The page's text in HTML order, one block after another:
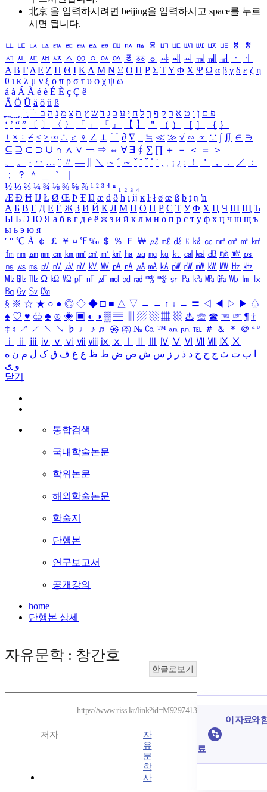
北京 을 입력하시려면 beijing을 입력하시고 space를 누르
시면 됩니다.
ㅥ ㅦ ㅧ ㅨ ㅩ ㅪ ㅫ ㅬ ㅭ ㅮ ㅯ ㅰ ㅱ ㅲ ㅳ ㅴ ㅵ ㅶ ㅷ ㅸ
ㅹ
ㅺ ㅻ ㅼ ㅽ ㅾ ㅿ ㆀ ㆁ ㆂ ㆃ ㆄ ㆅ ㆆ ㆇ ㆈ ㆉ ㆊ ㆋ ㆌ ㆍ
ㆎ
Α Β ΓΔ Ε Ζ Η Θ Ι ΚΛ Μ Ν Ξ Ο Π Ρ Σ ΤΥ Φ Χ Ψ Ω α β γ δ ε ζ η
θ ι κ λ μ ν ξ ο π ρ σ τ υ φ χ ψ ω
á à Á À é è É È ç Ç ê
Ä Ö Ü ä ö ü ß
ִֶֹ ֻּ ׁׂ פ ם ן ו ט א ר ק ף ך ל ח י ע כ ג ד ש ץ ת צ מ נ ה ב
‘ ’ “ ” 〔 〕 〈 〉 「 」 『 』 【 】 ＂ （ ） ［ ］ ｛ ｝
± × ÷ ≠ ≤ ≥ ∞ ∴ ♂ ♀ ∠ ⊥ ⌒ ∂ ∇ ≡ ≒ ≪ ≫ √ ∽ ∝ ∵ ∫ ∬ ∈ ∋
⊆ ⊇ ⊂ ⊃ ∪ ∩ ∧ ∨ ￢ ⇒ ⇔ ∀ ∃ ∮ ∑ ∏ ＋ － ＜ ＝
＞
、
。 · ‥ … ¨ 〃 ― ＼ ∼ ´ ～ ˇ ˘ ˝ ˚ ˙ ¸ ¡ ¿ ː ！ ＇ ， ． ／
：
；
？ ＾ ｀
½ ⅓ ⅔ ¼ ¾ ⅛ ⅜ ⅝ ⅞ ¹ ² ³ ⁴ ⁿ ₁ ₂ ₃ ₄
Æ Ð Ħ Ĳ Ł Ø Œ Þ Ŧ Ŋ æ đ ð ħ ı ĳ ĸ ŀ ł ø œ ß þ ŧ ŋ ŉ
А Б В Г Д Е Ё Ж З И Й К Л М Н О П Р С Т У Ф Х Ц Ч Ш Щ Ъ
Ы Ь Э Ю Я а б в г д е ё ж з и й к л м н о п р с т у ф х ц ч ш щ ъ
ы ь э ю я
′ ″ ℃ Å ￠ ￡ ￥ ¤ ℉ ‰ ＄ ％ Ｆ ￦ ㎕ ㎖ ㎗ ℓ ㎘ ㏄ ㎣ ㎤ ㎥ ㎦
㎙ ㎚ ㎛ ㎜ ㎝ ㎞ ㎟ ㎠ ㎡ ㎢ ㏊ ㎍ ㎎ ㎏ ㏏ ㎈ ㎉ ㏈ ㎧ ㎨ ㎰
㎱ ㎲ ㎳ ㎴ ㎵ ㎶ ㎷ ㎸ ㎹ ㎀ ㎁ ㎂ ㎃ ㎄ ㎺ ㎻ ㎽ ㎾ ㎿ ㎐ ㎑
㎒ ㎓ ㎔ Ω ㏀ ㏁ ㎊ ㎋ ㎌ ㏖ ㏅ ㎭ ㎮ ㎯ ㏛ ㎩ ㎪ ㎫ ㎬ ㏝ ㏐
㏓
㏃ ㏉ ㏜ ㏆
§ ※ ☆ ★ ○ ● ◎ ◇ ◆ □ ■ △ ▽ → ← ↑ ↓ ↔ 〓 ◁ ◀ ▷ ▶ ♤
♠ ♡ ♥ ♧ ♣ ⊙ ◈ ▣ ◐ ◑ ▒ ▤ ▨ ▧ ▦ ▩ ♨ ☏ ☎ ☜ ☞ ¶ †
‡ ↕ ↗ ↙ ↖ ↘ ♭ ♩ ♪ ♬ ㉿ ㈜ № ㏇ ™ ㏂ ㏘ ℡ ＃ ＆ ＊ ＠ ª º
ⅰ
ⅱ ⅲ ⅳ ⅴ ⅵ ⅶ ⅷ ⅸ ⅹ Ⅳ Ⅴ Ⅵ Ⅶ Ⅷ Ⅸ Ⅹ
ب ت ث ج ح خ د ذ ر ز س ش ص ض ط ظ ع غ ف ق ک ل م ن ه
و ی
닫기
통합검색
국내학술논문
학위논문
해외학술논문
학술지
단행본
연구보고서
공개강의
home
단행본 상세
자유문학 : 창간호
한글로보기
https://www.riss.kr/link?id=M9297413
저자
자
유
문
학
사
이 자료와
료